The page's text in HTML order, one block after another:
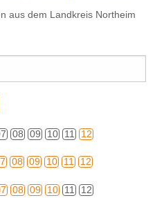
aus dem Landkreis Northeim
08 09 10 11 12
08 09 10 11 12
08 09 10 11 12